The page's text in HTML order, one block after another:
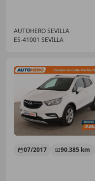
AUTOHERO SEVILLA
ES-41001 SEVILLA
07/2017 90.385 km